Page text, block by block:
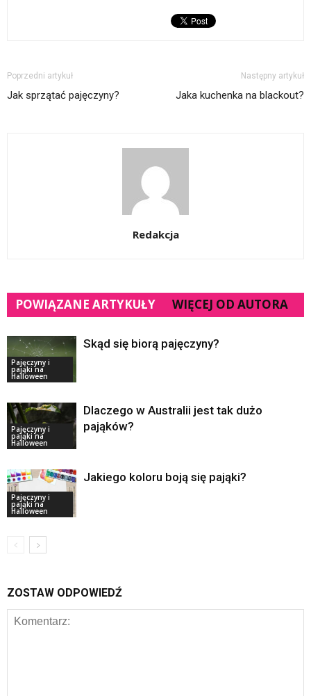
Poprzedni artykuł
Jak sprzątać pajęczyny?
Następny artykuł
Jaka kuchenka na blackout?
Redakcja
POWIĄZANE ARTYKUŁY WIĘCEJ OD AUTORA
Pajęczyny i
pająki na
Halloween
Skąd się biorą pajęczyny?
Pajęczyny i
pająki na
Halloween
Dlaczego w Australii jest tak dużo
pająków?
Pajęczyny i
pająki na
Halloween
Jakiego koloru boją się pająki?
ZOSTAW ODPOWIEDŹ